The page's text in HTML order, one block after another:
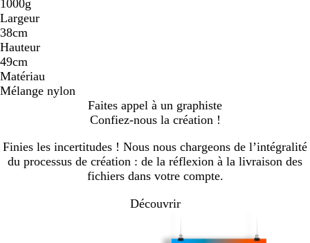
1000g
Largeur
38cm
Hauteur
49cm
Matériau
Mélange nylon
Faites appel à un graphiste
Confiez-nous la création !
Finies les incertitudes ! Nous nous chargeons de l’intégralité
du processus de création : de la réflexion à la livraison des
fichiers dans votre compte.
Découvrir